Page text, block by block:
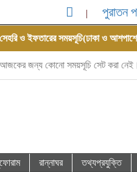
পুরাতন
সেহরি ও ইফতারের সময়সূচি(ঢাকা ও
আজকের জন্য কোনো সময়সূচি সেট করা নেই।
রান্নাঘর তথ্যপ্রযুক্তি